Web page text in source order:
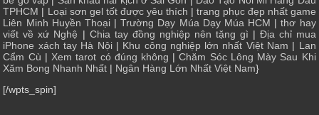
TPHCM | Loại sơn gel tốt được yêu thích | trang phục đẹp nhất game
Liên Minh Huyền Thoại|Trường Dạy Múa Dạy Múa HCM |thơ hay
viết về xứ Nghệ | Chia tay đồng nghiệp nên tặng gì | Địa chỉ mua
iPhone xách tay Hà Nội| Khu công nghiệp lớn nhất Việt Nam | Lan
Cẩm Cù | Xem tarot có đúng không |Chăm Sóc Lông Mày Sau Khi
Xăm Bong Nhanh Nhất | Ngân Hàng Lớn Nhất Việt Nam}
[/wpts_spin]